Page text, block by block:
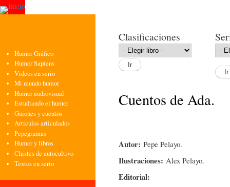
Humor Gráfico
Humor Sapiens
Videos en serio
Mi mundo humor
Humor audiovisual
Estudiando el humor
Guiones y cuentos
Artículos articulados
Pepegramas
Humor y libros
Chistes de autocultivo
Textos en serio
Clasificaciones
Cuentos de Ada.
Autor: Pepe Pelayo.
Ilustraciones: Alex Pelayo.
Editorial: